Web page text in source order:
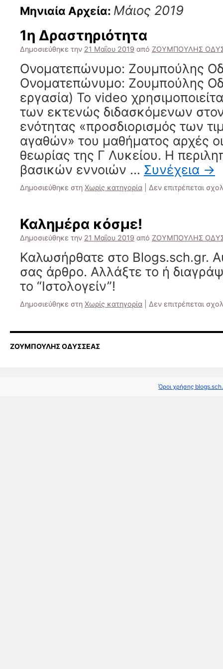
Μηνιαία Αρχεία: Μάιος 2019
1η Δραστηριότητα
Δημοσιεύθηκε την 21 Μαΐου 2019 από ΖΟΥΜΠΟΥΛΗΣ
Ονοματεπώνυμο: Ζουμπούλης
Ονοματεπώνυμο: Ζουμπούλης
εργασία) Το video
των εκτενώς διδασκόμενων
ενότητας «προσδιορισμός των
αγαθών» του μαθήματος αρχές
θεωρίας της Γ Λυκείου. Η
βασικών εννοιών … Συνέχεια →
Δημοσιεύθηκε στη Χωρίς κατηγορία Δεν επιτρέπεται
Καλημέρα κόσμε!
Δημοσιεύθηκε την 21 Μαΐου 2019 από ΖΟΥΜΠΟΥΛΗΣ
Καλωσήρθατε στο Blogs.sch.gr.
σας άρθρο. Αλλάξτε το ή
το “Ιστολογείν”!
Δημοσιεύθηκε στη Χωρίς κατηγορία Δεν επιτρέπεται
ΖΟΥΜΠΟΥΛΗΣ ΟΔΥΣΣΕΑΣ
Όροι χρήσης